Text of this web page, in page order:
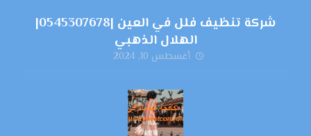
شركة تنظيف فلل في العين |0545307678|
الهلال الذهبي
أغسطس 10, 2024